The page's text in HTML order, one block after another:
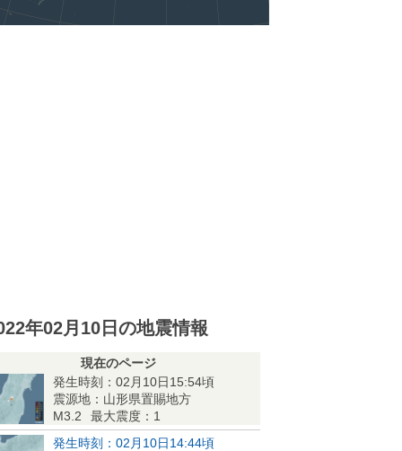
年02月10日の地震情報
現在のページ
発生時刻：02月10日15:54頃
震源地：山形県置賜地方
M3.2
最大震度：1
発生時刻：02月10日14:44頃